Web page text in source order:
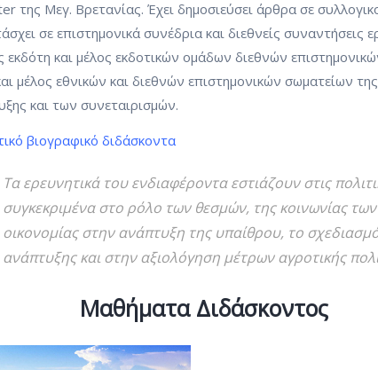
της Μεγ. Βρετανίας. Έχει δημοσιεύσει άρθρα σε
σε επιστημονικά συνέδρια και διεθνείς
εκδότη και μέλος εκδοτικών ομάδων διεθνών
μέλος εθνικών και διεθνών επιστημονικών σωματείων
και των συνεταιρισμών.
βιογραφικό διδάσκοντα
Τα ερευνητικά του ενδιαφέροντα εστιάζουν στις
συγκεκριμένα στο ρόλο των θεσμών, της κοινωνίας
οικονομίας στην ανάπτυξη της υπαίθρου, το
ανάπτυξης και στην αξιολόγηση μέτρων αγροτικής
Μαθήματα Διδάσκοντος